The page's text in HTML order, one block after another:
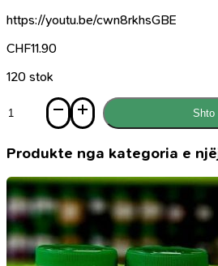
https://youtu.be/cwn8rkhsGBE
CHF11.90
120 stok
Organizimi
jetës
pjesa
e
parë
Shto
Produkte nga kategoria e